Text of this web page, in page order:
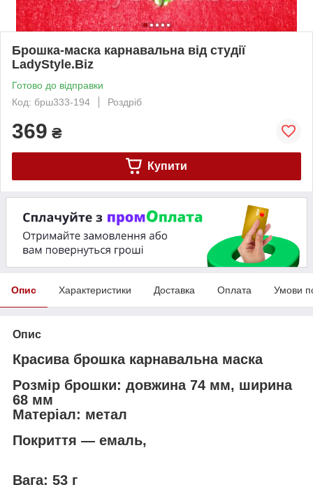
Брошка-маска карнавальна від студії
LadyStyle.Biz
Готово до відправки
Код: брш333-194
Роздріб
369 ₴
Купити
Опис Характеристики Доставка Оплата Умови
Опис
Красива брошка карнавальна маска
Розмір брошки: довжина 74 мм, ширина
68 мм
Матеріал: метал
Покриття — емаль,
Вага: 53 г